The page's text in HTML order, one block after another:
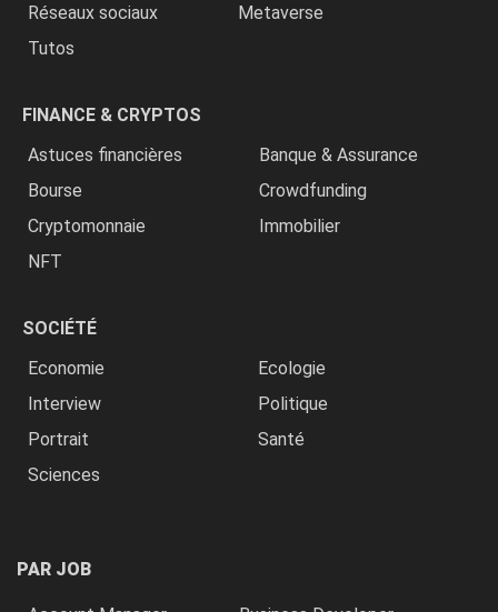
Réseaux sociaux
Metaverse
Tutos
FINANCE & CRYPTOS
Astuces financières
Banque & Assurance
Bourse
Crowdfunding
Cryptomonnaie
Immobilier
NFT
SOCIÉTÉ
Economie
Ecologie
Interview
Politique
Portrait
Santé
Sciences
PAR JOB